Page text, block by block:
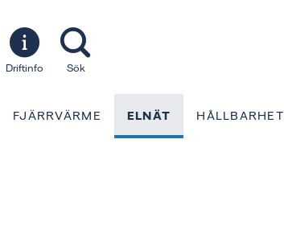
Driftinfo Sök
FJÄRRVÄRME ELNÄT HÅLLBARHET